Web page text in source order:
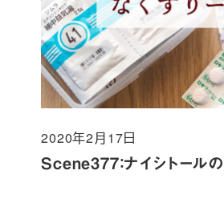
Scene377：ナイシトール
投稿日
2020年2月17日